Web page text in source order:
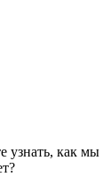
узнать, как